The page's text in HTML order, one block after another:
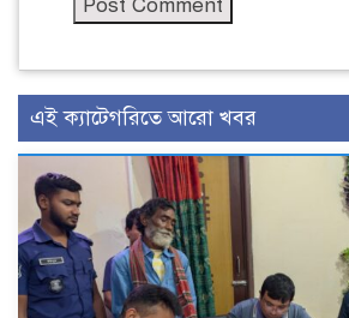
এই ক্যাটেগরিতে আরো খবর